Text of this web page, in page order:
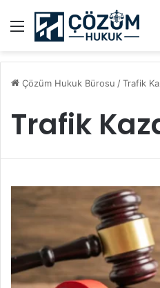
Menü
Çözüm Hukuk Bürosu /Trafik
Trafik